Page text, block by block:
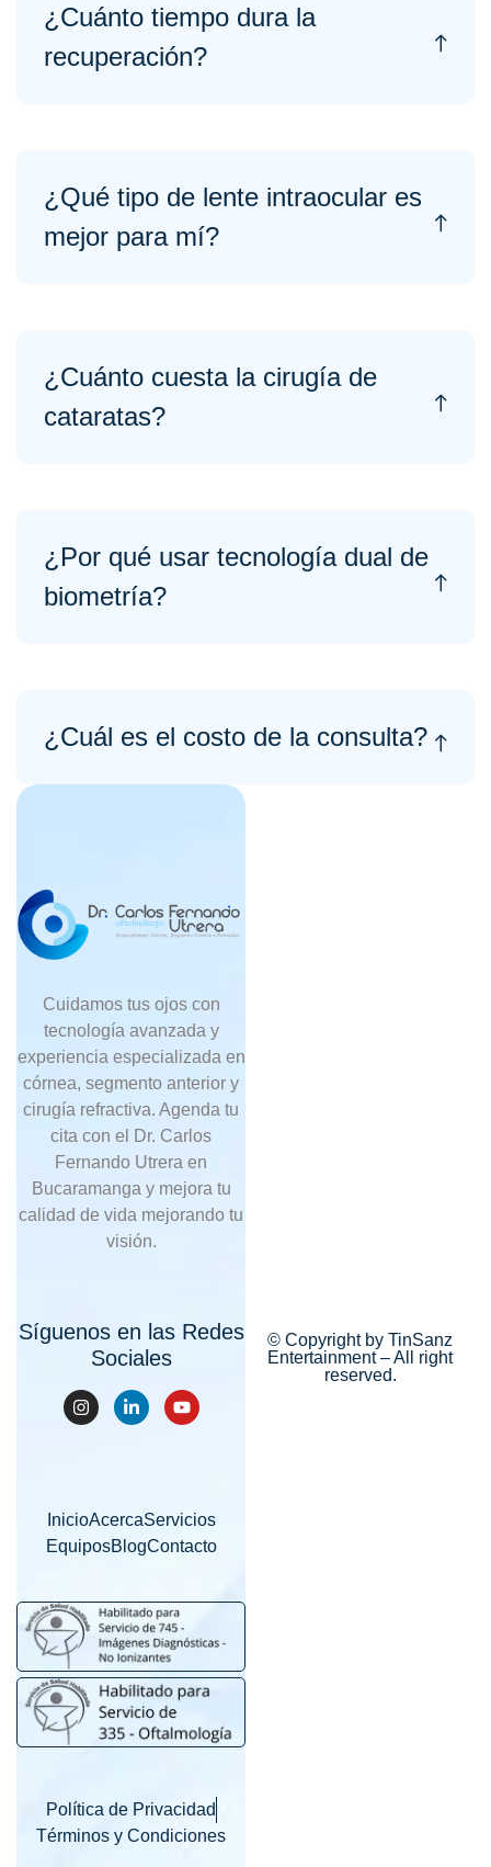
¿Cuánto tiempo dura la
recuperación?
¿Qué tipo de lente intraocular es
mejor para mí?
¿Cuánto cuesta la cirugía de
cataratas?
¿Por qué usar tecnología dual de
biometría?
¿Cuál es el costo de la consulta?
Cuidamos tus ojos con
tecnología avanzada y
experiencia especializada en
córnea, segmento anterior y
cirugía refractiva. Agenda tu
cita con el Dr. Carlos
Fernando Utrera en
Bucaramanga y mejora tu
calidad de vida mejorando tu
visión.
Síguenos en las Redes
Sociales
InicioAcercaServicios
EquiposBlogContacto
Política de Privacidad
Términos y Condiciones
© Copyright by TinSanz
Entertainment – All right
reserved.